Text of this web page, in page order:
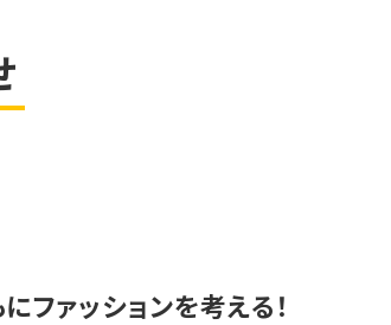
ァッションを考える！